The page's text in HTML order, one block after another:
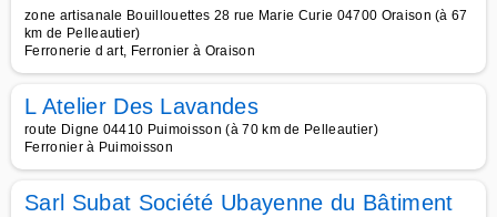
zone artisanale Bouillouettes 28 rue Marie Curie 04700 Oraison (à 67
km de Pelleautier)
Ferronerie d art, Ferronier à Oraison
L Atelier Des Lavandes
route Digne 04410 Puimoisson (à 70 km de Pelleautier)
Ferronier à Puimoisson
Sarl Subat Société Ubayenne du Bâtiment